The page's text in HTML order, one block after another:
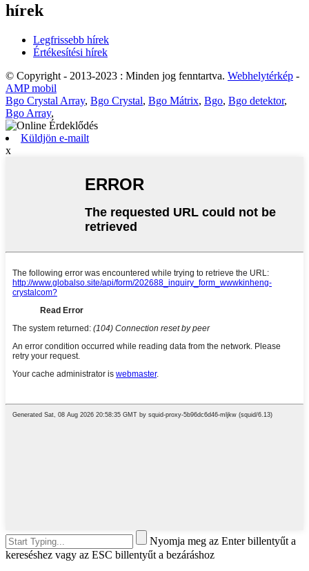
hírek
Legfrissebb hírek
Értékesítési hírek
© Copyright - 2013-2023 : Minden jog fenntartva. Webhelytérkép -
AMP mobil
Bgo Crystal Array, Bgo Crystal, Bgo Mátrix, Bgo, Bgo detektor,
Bgo Array,
Küldjön e-mailt
x
Nyomja meg az Enter billentyűt a
kereséshez vagy az ESC billentyűt a bezáráshoz